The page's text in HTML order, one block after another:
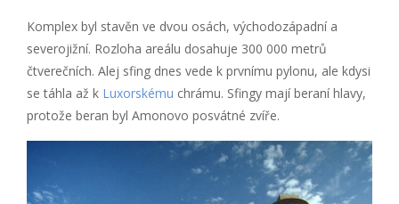
Komplex byl stavěn ve dvou osách, východozápadní a
severojižní. Rozloha areálu dosahuje 300 000 metrů
čtverečních. Alej sfing dnes vede k prvnímu pylonu, ale kdysi
se táhla až k Luxorskému chrámu. Sfingy mají beraní hlavy,
protože beran byl Amonovo posvátné zvíře.